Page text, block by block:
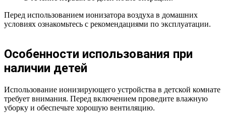
Перед использованием ионизатора воздуха в домашних
условиях ознакомьтесь с рекомендациями по эксплуатации.
Особенности использования при
наличии детей
Использование ионизирующего устройства в детской комнате
требует внимания. Перед включением проведите влажную
уборку и обеспечьте хорошую вентиляцию.